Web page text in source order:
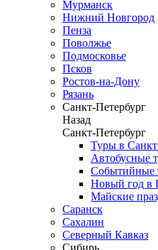
Мурманск
Нижний Новгород
Пенза
Поволжье
Подмосковье
Псков
Ростов-на-Дону
Рязань
Санкт-Петербург
Назад
Санкт-Петербург
Туры в
Автобусные
Событийные
Новый год в
Майские
Саранск
Сахалин
Северный Кавказ
Сибирь